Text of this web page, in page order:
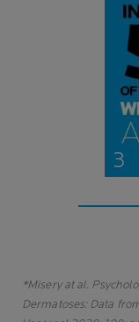
*Misery at al.
Dermatoses: Data